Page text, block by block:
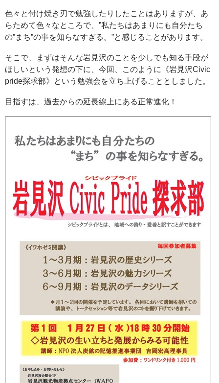
色々と付け焼き刃で勉強したりしたことはありますが、あ
らためて色々なところで、”私たちはあまりにも自分たち
の”まち”の事を知らなすぎる。”と感じることがあります。
そこで、まずはそんな岩見沢のことを少しでも知る手段が
ほしいという発想の下に、今回、このように《岩見沢Civic
pride探求部》という勉強会を立ち上げることとしました。
目指すは、過去からの延長線上にある正常進化！